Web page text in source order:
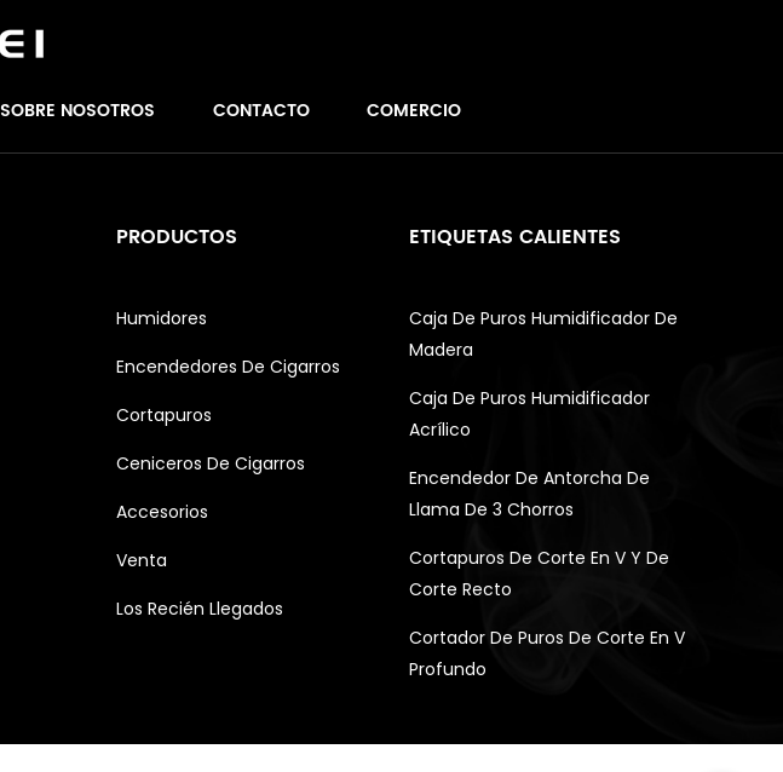
SOBRE NOSOTROS CONTACTO COMERCIO
PRODUCTOS
Humidores
Encendedores De Cigarros
Cortapuros
Ceniceros De Cigarros
Accesorios
Venta
Los Recién Llegados
ETIQUETAS CALIENTES
Caja De Puros Humidificador De
Madera
Caja De Puros Humidificador
Acrílico
Encendedor De Antorcha De
Llama De 3 Chorros
Cortapuros De Corte En V Y De
Corte Recto
Cortador De Puros De Corte En V
Profundo